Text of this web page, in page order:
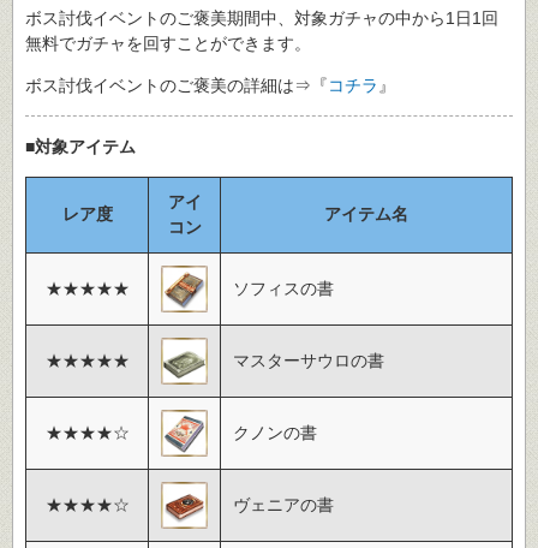
ボス討伐イベントのご褒美期間中、対象ガチャの中から1日1回
無料でガチャを回すことができます。
ボス討伐イベントのご褒美の詳細は⇒『コチラ 』
■対象アイテム
レア度
アイ
コン
アイテム名
★★★★★ ソフィスの書
★★★★★ マスターサウロの書
★★★★☆ クノンの書
★★★★☆ ヴェニアの書